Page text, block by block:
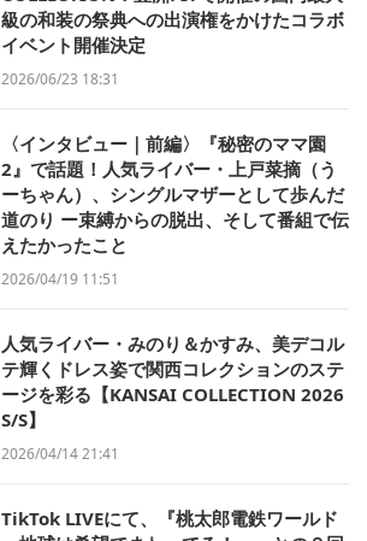
級の和装の祭典への出演権をかけたコラボ
イベント開催決定
2026/06/23 18:31
〈インタビュー｜前編〉『秘密のママ園
2』で話題！人気ライバー・上戸菜摘（う
ーちゃん）、シングルマザーとして歩んだ
道のり ー束縛からの脱出、そして番組で伝
えたかったこと
2026/04/19 11:51
人気ライバー・みのり＆かすみ、美デコル
テ輝くドレス姿で関西コレクションのステ
ージを彩る【KANSAI COLLECTION 2026
S/S】
2026/04/14 21:41
TikTok LIVEにて、『桃太郎電鉄ワールド